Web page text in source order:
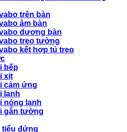
trên bàn
âm bàn
dương bàn
treo tường
kết hợp tủ treo
bếp
xịt
cảm ứng
lạnh
nóng lạnh
gắn tường
tiểu đứng